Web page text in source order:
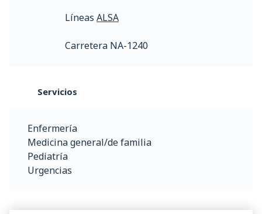
Líneas ALSA
Carretera NA-1240
Servicios
Enfermería
Medicina general/de familia
Pediatría
Urgencias